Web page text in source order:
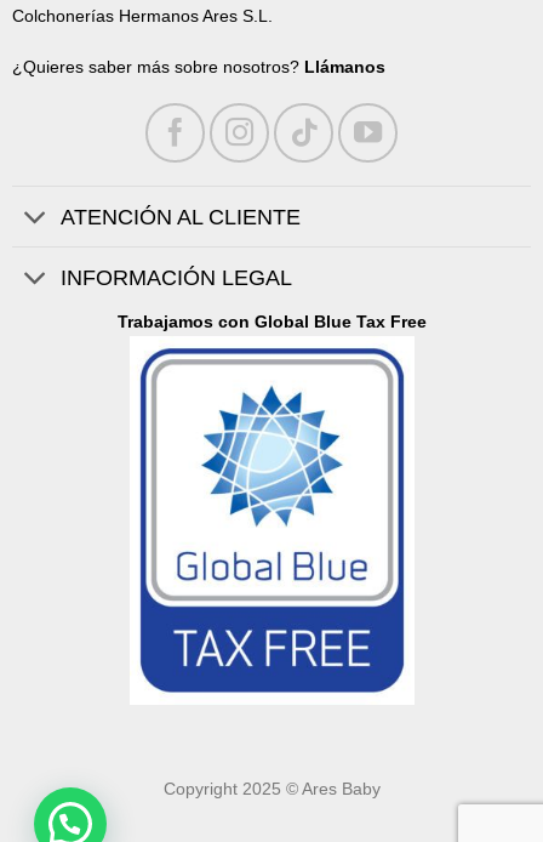
Colchonerías Hermanos Ares S.L.
¿Quieres saber más sobre nosotros? Llámanos
ATENCIÓN AL CLIENTE
INFORMACIÓN LEGAL
Trabajamos con Global Blue Tax Free
Copyright 2025 © Ares Baby